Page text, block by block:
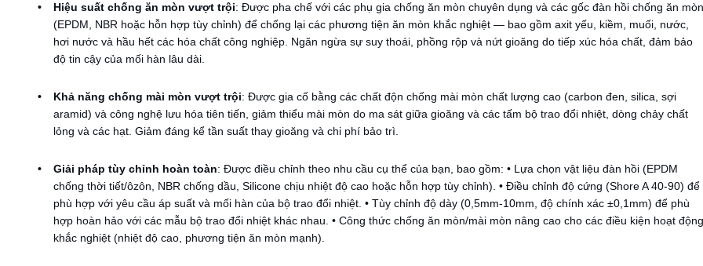
Hiệu suất chống ăn mòn vượt trội: Được pha chế với các phụ gia chống ăn mòn chuyên dụng và các gốc đàn hồi chống ăn mòn
(EPDM, NBR hoặc hỗn hợp tùy chỉnh) để chống lại các phương tiện ăn mòn khắc nghiệt — bao gồm axit yếu, kiềm, muối, nước,
hơi nước và hầu hết các hóa chất công nghiệp. Ngăn ngừa sự suy thoái, phồng rộp và nứt gioăng do tiếp xúc hóa chất, đảm bảo
độ tin cậy của mối hàn lâu dài.
Khả năng chống mài mòn vượt trội: Được gia cố bằng các chất độn chống mài mòn chất lượng cao (carbon đen, silica, sợi
aramid) và công nghệ lưu hóa tiên tiến, giảm thiểu mài mòn do ma sát giữa gioăng và các tấm bộ trao đổi nhiệt, dòng chảy chất
lỏng và các hạt. Giảm đáng kể tần suất thay gioăng và chi phí bảo trì.
Giải pháp tùy chỉnh hoàn toàn: Được điều chỉnh theo nhu cầu cụ thể của bạn, bao gồm: • Lựa chọn vật liệu đàn hồi (EPDM
chống thời tiết/ôzôn, NBR chống dầu, Silicone chịu nhiệt độ cao hoặc hỗn hợp tùy chỉnh). • Điều chỉnh độ cứng (Shore A 40-90) để
phù hợp với yêu cầu áp suất và mối hàn của bộ trao đổi nhiệt. • Tùy chỉnh độ dày (0,5mm-10mm, độ chính xác ±0,1mm) để phù
hợp hoàn hảo với các mẫu bộ trao đổi nhiệt khác nhau. • Công thức chống ăn mòn/mài mòn nâng cao cho các điều kiện hoạt động
khắc nghiệt (nhiệt độ cao, phương tiện ăn mòn mạnh).